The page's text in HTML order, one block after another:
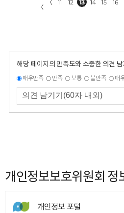
〈
〈 11 12 13 14 15 16
해당 페이지의 만족도와 소중한 의견
매우만족 만족 보통 불만족 매
개인정보보호위원회 정
개인정보 포털